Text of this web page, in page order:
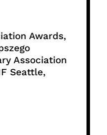
Awards,
Association
Seattle,